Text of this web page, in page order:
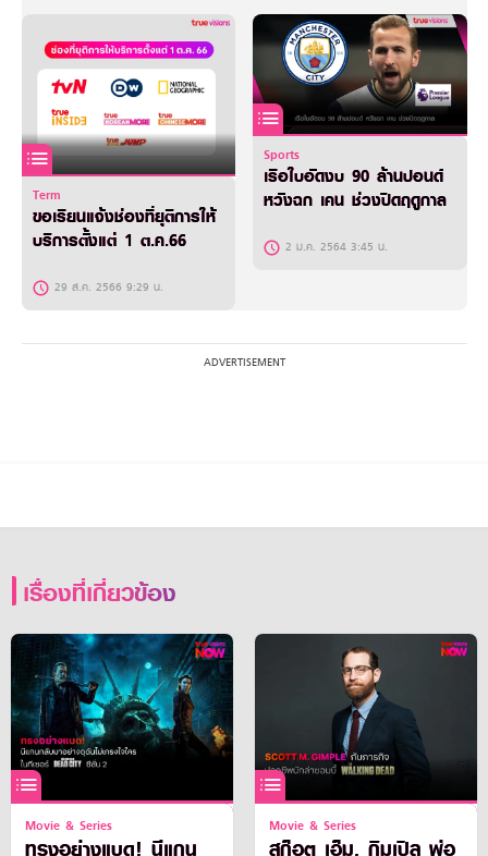
Term
ขอเรียนแจ้งช่องที่ยุติการให้
บริการตั้งแต่ 1 ต.ค.66
29 ส.ค. 2566 9:29 น.
Sports
เรือใบอัดงบ 90 ล้านปอนด์
หวังฉก เคน ช่วงปิดฤดูกาล
2 ม.ค. 2564 3:45 น.
เรื่องที่เกี่ยวข้อง
Movie & Series
ทรงอย่างแบด! นีแกน
Movie & Series
สก็อต เอ็ม. กิมเปิล พ่อ